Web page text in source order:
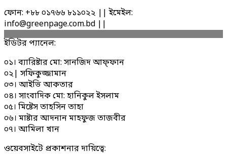
ফোন: +৮৮ ০১৭৬৬ ৮১১০২২ || ইমেইল:
info@greenpage.com.bd ||
ইডিটর প্যানেল:
০১। ব্যারিষ্টার মো: সানজিদ আফ্ফান
০২| সফিকুজ্জামান
০৩। আইভি আকতার
০৪। সাংবাদিক মো: হানিকুল ইসলাম
০৫। মিষ্টেস তাহসিন তাহা
০৬। মাষ্টার আদনান মাহফুজ তাজবীর
০৭। আমিলা খান
ওয়েবসাইটে প্রকাশনার দায়িত্বে: